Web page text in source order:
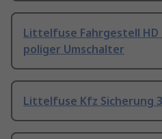
Littelfuse Fahrgestell HD
poliger Umschalter
Littelfuse Kfz Sicherung